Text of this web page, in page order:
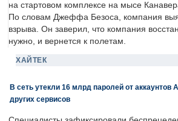
на стартовом комплексе на мысе
По словам Джеффа Безоса, компания
взрыва. Он заверил, что компания
нужно, и вернется к полетам.
ХАЙТЕК
В сеть утекли 16 млрд паролей от аккаунтов
других сервисов